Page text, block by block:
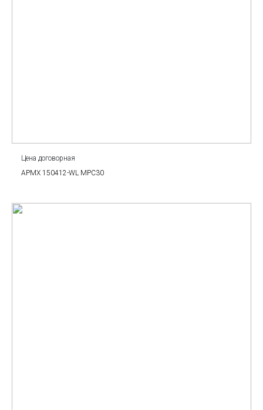
Цена договорная
APMX 150412-WL MPC30